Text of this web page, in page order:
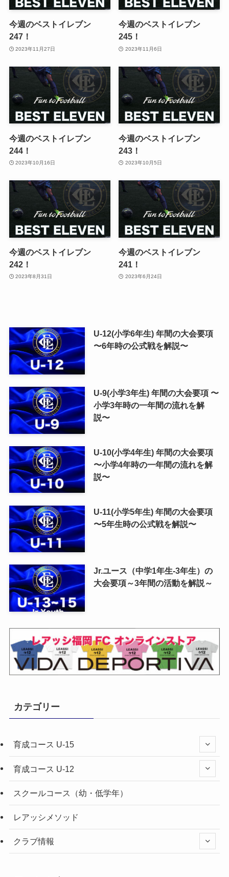
今週のベストイレブン
247！
2023年11月27日
今週のベストイレブン
245！
2023年11月6日
今週のベストイレブン
244！
2023年10月16日
今週のベストイレブン
243！
2023年10月5日
今週のベストイレブン
242！
2023年8月31日
今週のベストイレブン
241！
2023年6月24日
U-12(小学6年生) 年間の大会要項
〜6年時の公式戦を解説〜
U-9(小学3年生) 年間の大会要項 〜
小学3年時の一年間の流れを解
説〜
U-10(小学4年生) 年間の大会要項
〜小学4年時の一年間の流れを解
説〜
U-11(小学5年生) 年間の大会要項
〜5年生時の公式戦を解説〜
Jr.ユース（中学1年生-3年生）の
大会要項～3年間の活動を解説～
カテゴリー
育成コース U-15
育成コース U-12
スクールコース（幼・低学年）
レアッシメソッド
クラブ情報